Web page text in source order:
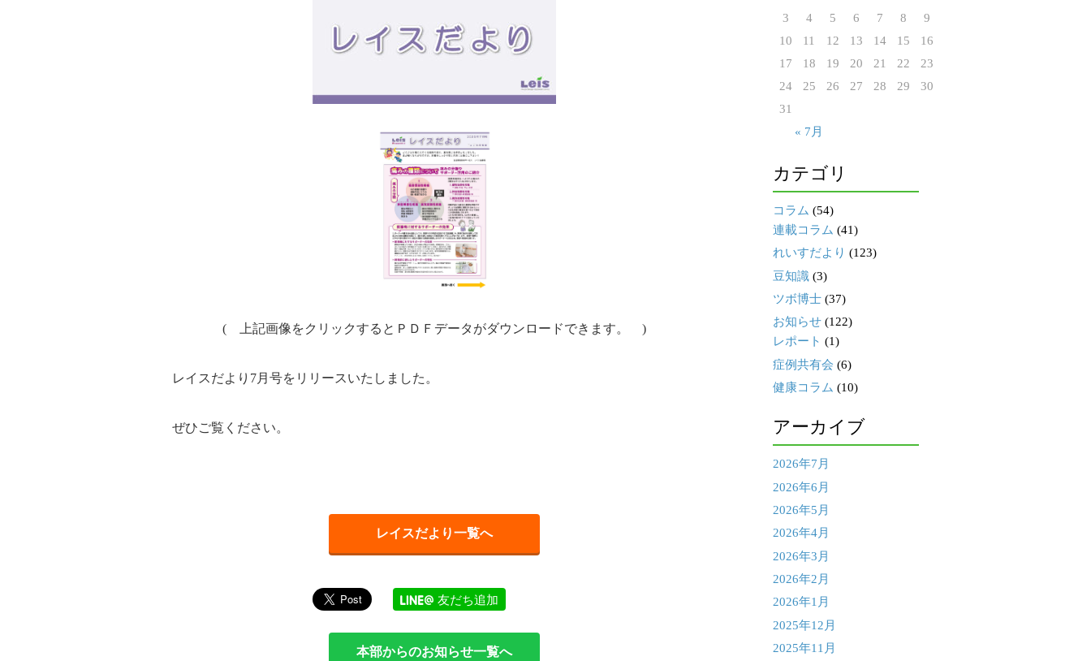
( 上記画像をクリックするとＰＤＦデータがダウンロードできます。 )
レイスだより7月号をリリースいたしました。
ぜひご覧ください。
レイスだより一覧へ
友だち追加
本部からのお知らせ一覧へ
« 7月
3
4 5 6 7 8
9
10
11 12 13 14 15
16
17
18 19 20 21 22
23
24
25 26 27 28 29
30
31
カテゴリ
コラム (54)
連載コラム (41)
れいすだより (123)
豆知識 (3)
ツボ博士 (37)
お知らせ (122)
レポート (1)
症例共有会 (6)
健康コラム (10)
アーカイブ
2026年7月
2026年6月
2026年5月
2026年4月
2026年3月
2026年2月
2026年1月
2025年12月
2025年11月